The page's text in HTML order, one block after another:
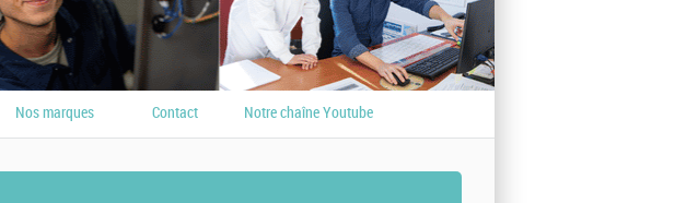
Nos marques Contact Notre chaîne Youtube